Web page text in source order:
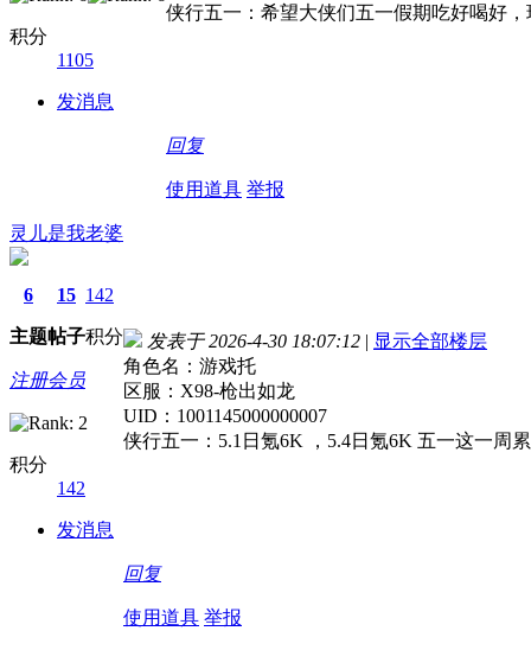
积分
1105
发消息
侠行五一：希望大侠们五一假期吃好喝好
回复
使用道具 举报
灵儿是我老婆
6
主题
15
帖子
142
积分
注册会员
积分
142
发消息
发表于 2026-4-30 18:07:12 | 显示全部楼层
角色名：游戏托
区服：X98-枪出如龙
UID：1001145000000007
侠行五一：5.1日氪6K ，5.4日氪6K 五一这一周
回复
使用道具 举报